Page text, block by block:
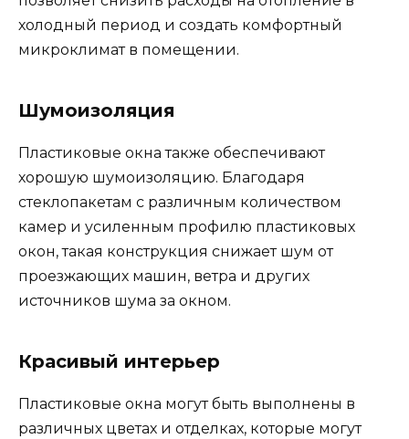
холодный период и создать комфортный
микроклимат в помещении.
Шумоизоляция
Пластиковые окна также обеспечивают
хорошую шумоизоляцию. Благодаря
стеклопакетам с различным количеством
камер и усиленным профилю пластиковых
окон, такая конструкция снижает шум от
проезжающих машин, ветра и других
источников шума за окном.
Красивый интерьер
Пластиковые окна могут быть выполнены в
различных цветах и отделках, которые могут